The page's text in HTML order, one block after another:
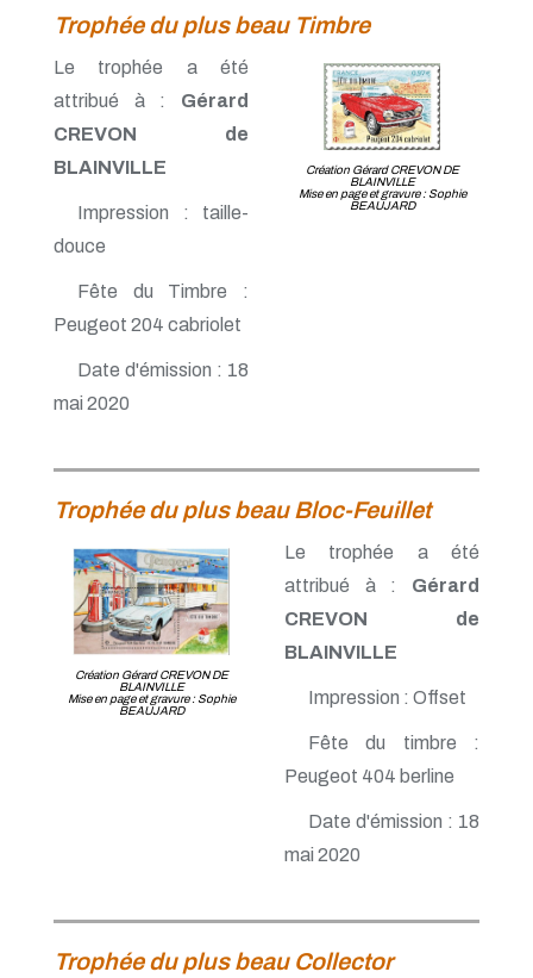
Trophée du plus beau Timbre
Le trophée a été
attribué à : Gérard
CREVON de
BLAINVILLE
Impression : taille-
douce
Fête du Timbre :
Peugeot 204 cabriolet
Date d'émission : 18
mai 2020
Création Gérard CREVON DE
BLAINVILLE
Mise en page et gravure : Sophie
BEAUJARD
Trophée du plus beau Bloc-Feuillet
Création Gérard CREVON DE
BLAINVILLE
Mise en page et gravure : Sophie
BEAUJARD
Le trophée a été
attribué à : Gérard
CREVON de
BLAINVILLE
Impression : Offset
Fête du timbre :
Peugeot 404 berline
Date d'émission : 18
mai 2020
Trophée du plus beau Collector